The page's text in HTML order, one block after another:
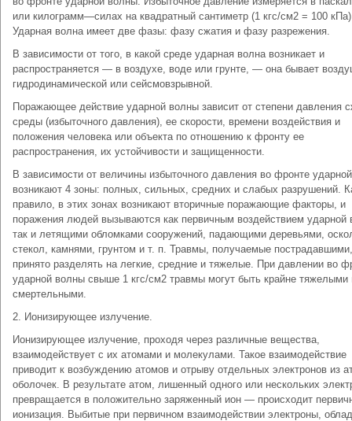
или килограмм—силах на квадратный сантиметр (1 кгс/см2 = 100
Ударная волна имеет две фазы: фазу сжатия и фазу разрежения.
В зависимости от того, в какой среде ударная волна возникает и
распространяется — в воздухе, воде или грунте, — она бывает
гидродинамической или сейсмовзрывной.
Поражающее действие ударной волны зависит от степени давления
среды (избыточного давления), ее скорости, времени воздействия и
положения человека или объекта по отношению к фронту ее
распространения, их устойчивости и защищенности.
В зависимости от величины избыточного давления во фронте
возникают 4 зоны: полных, сильных, средних и слабых разрушений.
правило, в этих зонах возникают вторичные поражающие факторы, и
поражения людей вызываются как первичным воздействием ударной
так и летящими обломками сооружений, падающими деревьями,
стекол, камнями, грунтом и т. п. Травмы, получаемые пострадавшими,
принято разделять на легкие, средние и тяжелые. При давлении во
ударной волны свыше 1 кгс/см2 травмы могут быть крайне тяжелыми
смертельными.
2. Ионизирующее излучение.
Ионизирующее излучение, проходя через различные вещества,
взаимодействует с их атомами и молекулами. Такое взаимодействие
приводит к возбуждению атомов и отрыву отдельных электронов из
оболочек. В результате атом, лишенный одного или нескольких
превращается в положительно заряженный ион — происходит
ионизация. Выбитые при первичном взаимодействии электроны,